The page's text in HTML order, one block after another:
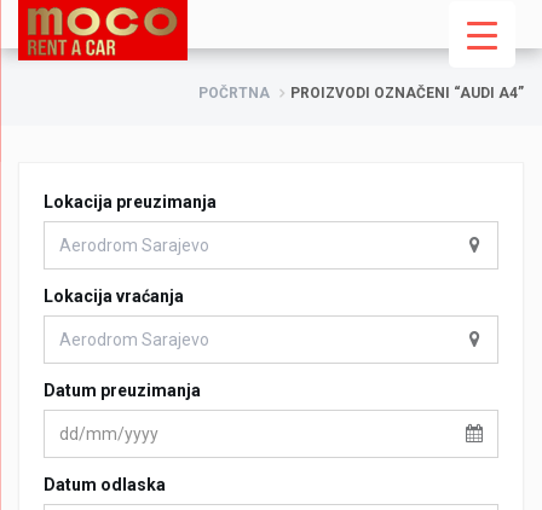
POČRTNA PROIZVODI OZNAČENI “AUDI A4”
Lokacija preuzimanja
Lokacija vraćanja
Datum preuzimanja
Datum odlaska